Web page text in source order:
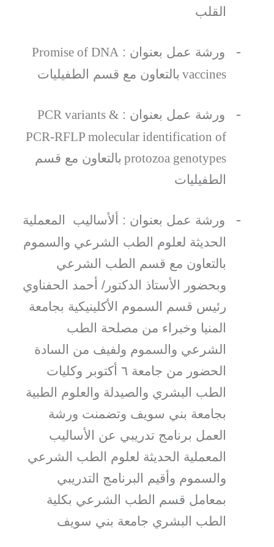
القلب
- ورشة عمل بعنوان : Promise of DNA
vaccines بالتعاون مع قسم الطفيليات
- ورشة عمل بعنوان : PCR variants &
PCR-RFLP molecular identification of
protozoa genotypes بالتعاون مع قسم
الطفيليات
-
ورشة عمل بعنوان : ألأساليب المعملية
الحديثة لعلوم الطب الشرعي والسموم
بالتعاون مع قسم الطب الشرعي
وبحضور الأستاذ الدكتور/ أحمد الحفناوي
رئيس قسم السموم الأكلينيكية بجامعة
المنيا وخبراء من مصلحة الطب
الشرعي والسموم ولفيف من السادة
الحضور من جامعة ٦ أكتوبر وكليات
الطب البشري والصيدلة والعلوم الطبية
بجامعة بني سويف وتضمنت ورشة
العمل برنامج تدريبي عن الأساليب
المعملية الحديثة لعلوم الطب الشرعي
والسموم وأقيم البرنامج التدريبي
بمعامل قسم الطب الشرعي بكلية
الطب البشري جامعة بني سويف